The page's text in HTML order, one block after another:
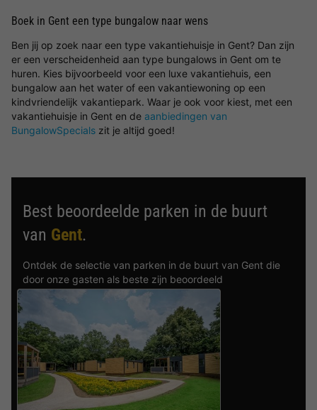
Boek in Gent een type bungalow naar wens
Ben jij op zoek naar een type vakantiehuisje in Gent? Dan zijn
er een verscheidenheid aan type bungalows in Gent om te
huren. Kies bijvoorbeeld voor een luxe vakantiehuis, een
bungalow aan het water of een vakantiewoning op een
kindvriendelijk vakantiepark. Waar je ook voor kiest, met een
vakantiehuisje in Gent en de aanbiedingen van
BungalowSpecials zit je altijd goed!
Best beoordeelde parken in de buurt
van Gent.
Ontdek de selectie van parken in de buurt van Gent die
door onze gasten als beste zijn beoordeeld